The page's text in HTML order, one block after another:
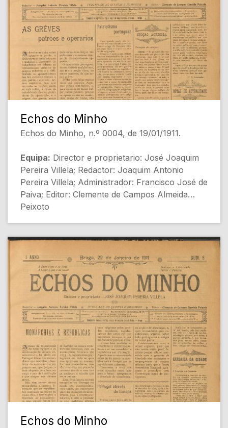
pode conter erros]
Echos do Minho
Echos do Minho, n.º 0004, de 19/01/1911.
Equipa: Director e proprietario: José Joaquim
Pereira Villela; Redactor: Joaquim Antonio
Pereira Villela; Administrador: Francisco José de
Paiva; Editor: Clemente de Campos Almeida
Peixoto
- Patriotismo portuguez (Sampaio Bruno)
[Política]
- SECÇÃO AGRICOLA (O Lavrador)
[Agricultura]
- Uma obra grandiosa - Planos e projectos
[Actualidade]
[Conteúdo Gerado por Inteligência Artificial,
pode conter erros]
Echos do Minho